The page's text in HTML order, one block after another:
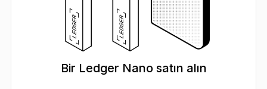
Bir Ledger Nano satın alın